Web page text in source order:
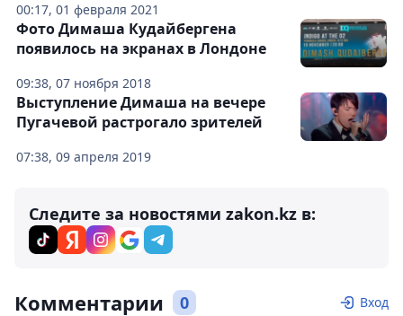
00:17, 01 февраля 2021
09:38, 07 ноября 2018
Фото Димаша Кудайбергена
появилось на экранах в Лондоне
07:38, 09 апреля 2019
Выступление Димаша на вечере
Пугачевой растрогало зрителей
Следите за новостями zakon.kz в:
Комментарии 0 Вход